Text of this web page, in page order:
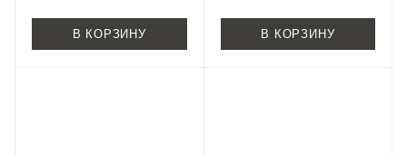
В КОРЗИНУ В КОРЗИНУ